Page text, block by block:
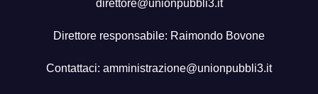
direttore@unionpubbli3.it
Direttore responsabile: Raimondo Bovone
Contattaci: amministrazione@unionpubbli3.it